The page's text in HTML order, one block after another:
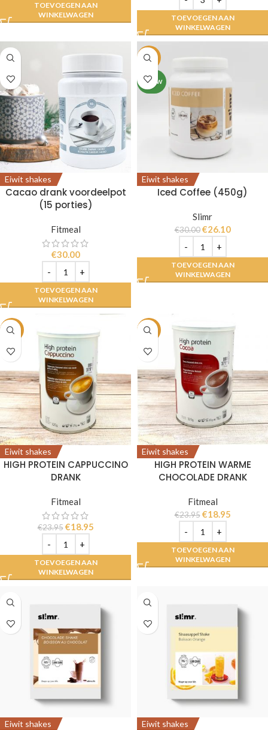
TOEVOEGEN AAN
WINKELWAGEN
TOEVOEGEN AAN
WINKELWAGEN
Eiwit shakes
Cacao drank voordeelpot
(15 porties)
Fitmeal
€30.00
TOEVOEGEN AAN
WINKELWAGEN
-13%
NIEUW
Eiwit shakes
Iced Coffee (450g)
Slimr
€30.00 €26.10
TOEVOEGEN AAN
WINKELWAGEN
-21%
Eiwit shakes
HIGH PROTEIN CAPPUCCINO
DRANK
Fitmeal
€23.95 €18.95
TOEVOEGEN AAN
WINKELWAGEN
-21%
Eiwit shakes
HIGH PROTEIN WARME
CHOCOLADE DRANK
Fitmeal
€23.95 €18.95
TOEVOEGEN AAN
WINKELWAGEN
Eiwit shakes Eiwit shakes